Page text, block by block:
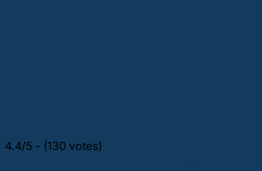
4.4/5 - (130 votes)